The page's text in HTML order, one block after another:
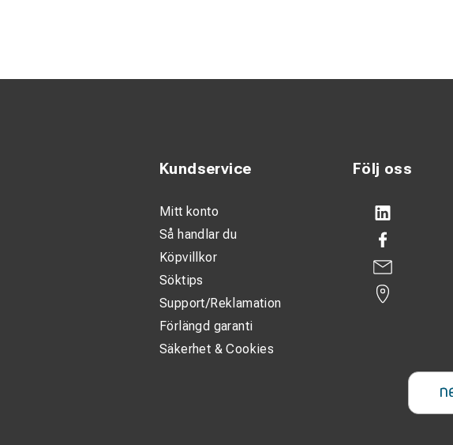
Följ oss
Kundservice
Mitt konto
Så handlar du
Köpvillkor
Söktips
Support/Reklamation
Förlängd garanti
Säkerhet & Cookies